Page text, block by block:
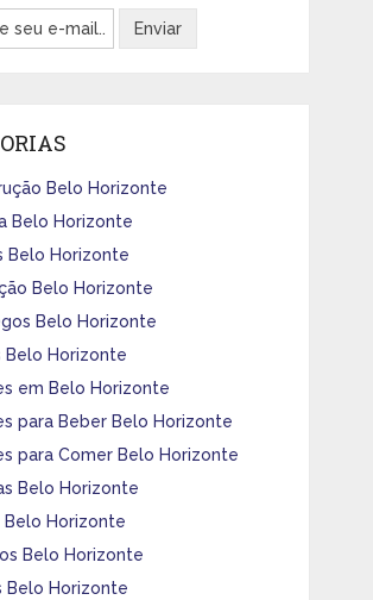
Belo Horizonte
Belo Horizonte
Belo Horizonte
Belo Horizonte
Belo Horizonte
Belo Horizonte
em Belo Horizonte
para Beber Belo Horizonte
para Comer Belo Horizonte
Belo Horizonte
Belo Horizonte
Belo Horizonte
Belo Horizonte